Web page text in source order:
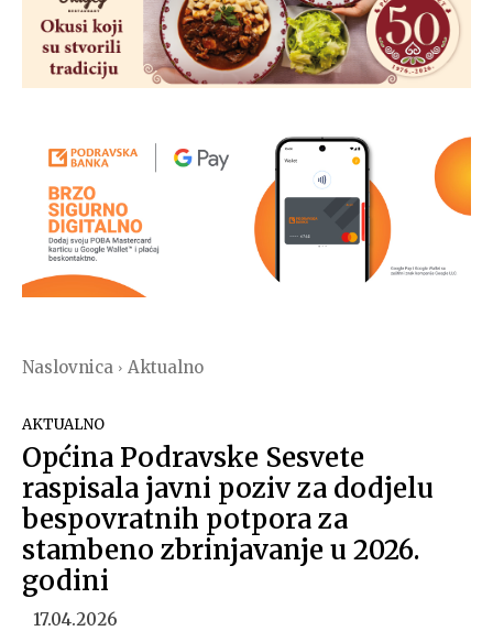
Naslovnica Aktualno
AKTUALNO
Općina Podravske Sesvete
raspisala javni poziv za dodjelu
bespovratnih potpora za
stambeno zbrinjavanje u 2026.
godini
17.04.2026